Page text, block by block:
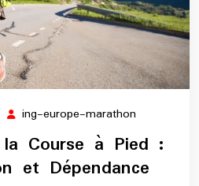
06
juillet
2026
ing-europe-marathon
europe-
marathon
Course à Pied :
et Dépendance